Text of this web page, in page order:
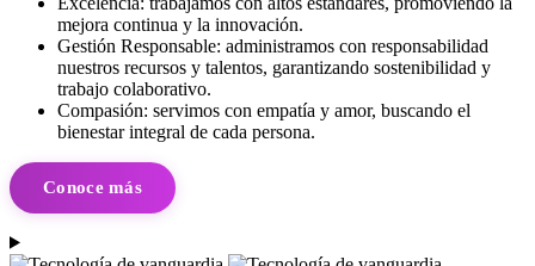
mejora continua y la innovación.
Gestión Responsable: administramos con responsabilidad
nuestros recursos y talentos, garantizando sostenibilidad y
trabajo colaborativo.
Compasión: servimos con empatía y amor, buscando el
bienestar integral de cada persona.
Conoce más